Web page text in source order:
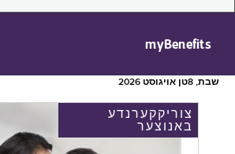
myBenefits
שבת, 8טן אויגוסט 2026
צוריקקערנדע
באנוצער